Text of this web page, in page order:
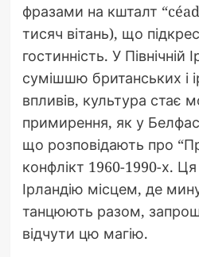
фразами на кшталт
тисяч вітань), що
гостинність. У Північній
сумішшю британських і
впливів, культура стає
примирення, як у
що розповідають про
конфлікт 1960-1990-х.
Ірландію місцем, де
танцюють разом,
відчути цю магію.